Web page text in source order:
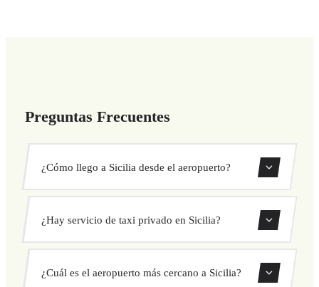
Preguntas Frecuentes
¿Cómo llego a Sicilia desde el aeropuerto?
Ofrecemos traslados privados desde todos los aeropuertos
que dan servicio a Sicilia. Usa nuestro formulario de
reserva para encontrar las rutas disponibles.
¿Hay servicio de taxi privado en Sicilia?
Sí, ofrecemos servicio de taxi privado en toda la zona de
Sicilia con precios fijos y conductores profesionales.
¿Cuál es el aeropuerto más cercano a Sicilia?